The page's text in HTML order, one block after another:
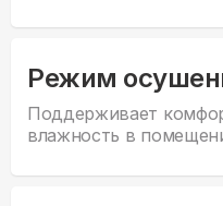
Режим
Поддерживает
влажность в